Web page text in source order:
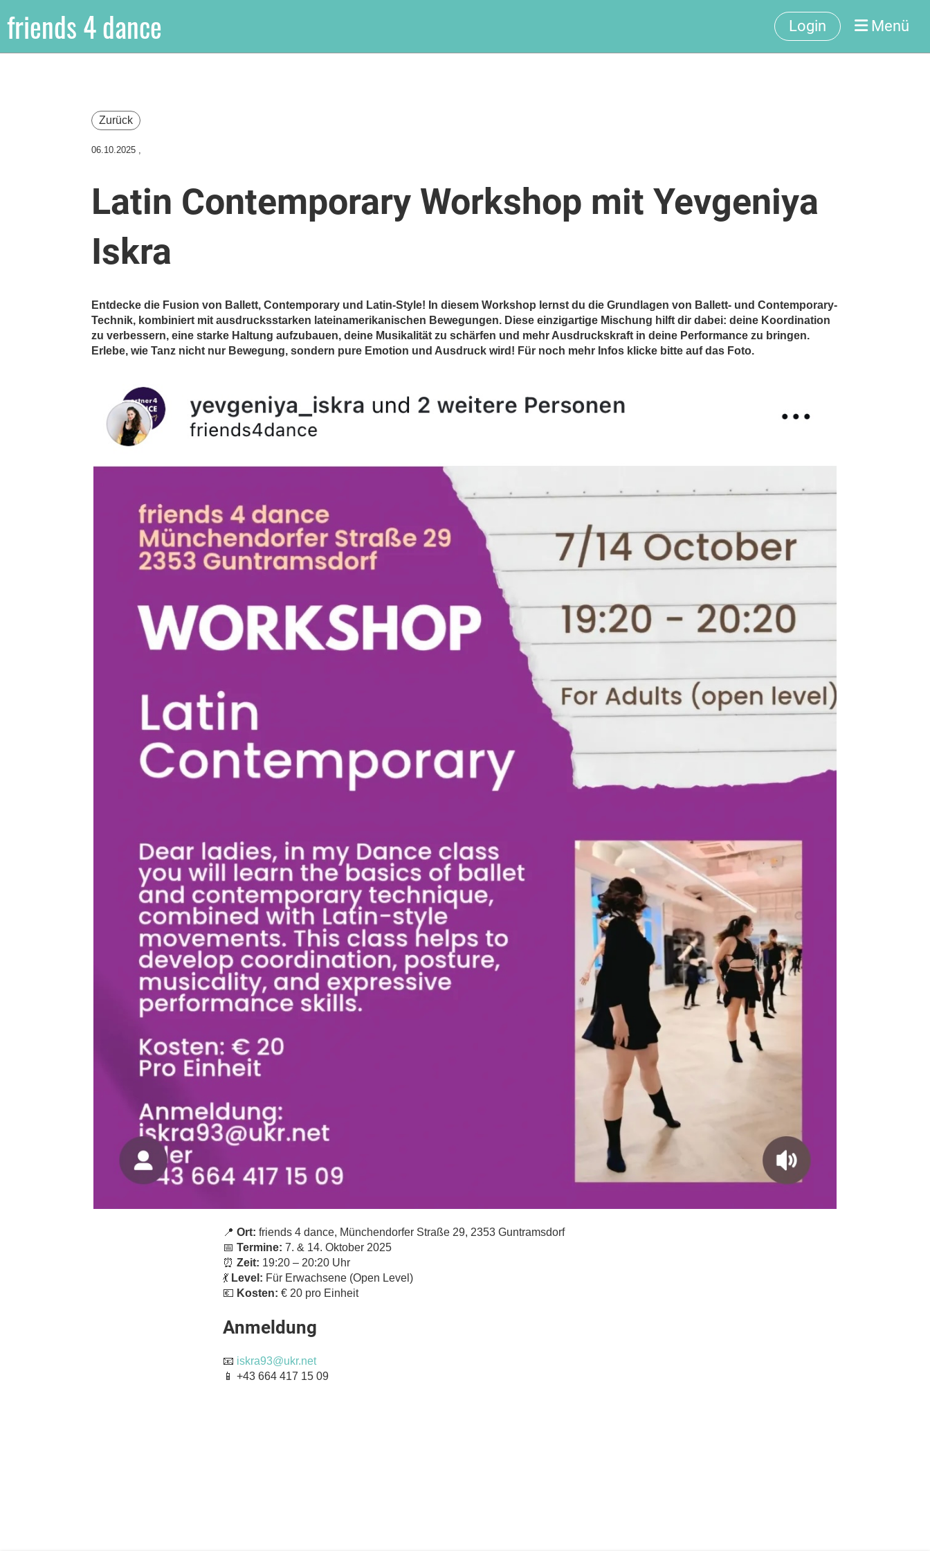
friends 4 dance Login Menü
Zurück
06.10.2025 ,
Latin Contemporary Workshop mit Yevgeniya
Iskra
Entdecke die Fusion von Ballett, Contemporary und Latin-Style! In diesem Workshop lernst du die Grundlagen von Ballett- und Contemporary-
Technik, kombiniert mit ausdrucksstarken lateinamerikanischen Bewegungen. Diese einzigartige Mischung hilft dir dabei: deine Koordination
zu verbessern, eine starke Haltung aufzubauen, deine Musikalität zu schärfen und mehr Ausdruckskraft in deine Performance zu bringen.
Erlebe, wie Tanz nicht nur Bewegung, sondern pure Emotion und Ausdruck wird! Für noch mehr Infos klicke bitte auf das Foto.
📍 Ort: friends 4 dance, Münchendorfer Straße 29, 2353 Guntramsdorf
📅 Termine: 7. & 14. Oktober 2025
⏰ Zeit: 19:20 – 20:20 Uhr
💃 Level: Für Erwachsene (Open Level)
💶 Kosten: € 20 pro Einheit
Anmeldung
📧 iskra93@ukr.net
📱 +43 664 417 15 09